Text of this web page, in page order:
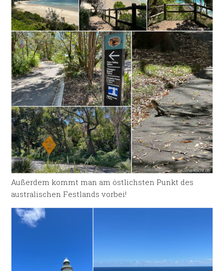
Außerdem kommt man am östlichsten Punkt des
australischen Festlands vorbei!